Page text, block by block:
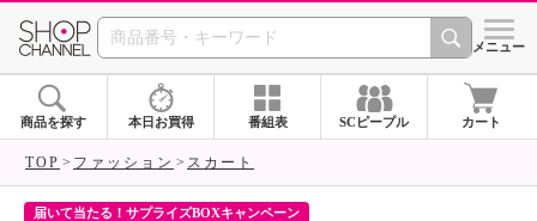
SHOP CHANNEL シメニュー
商品を探す 本日お買得 番組表 SCピープル カート
TOP ファッション スカート
届いて当たる！サプライズBOXキャンペーン